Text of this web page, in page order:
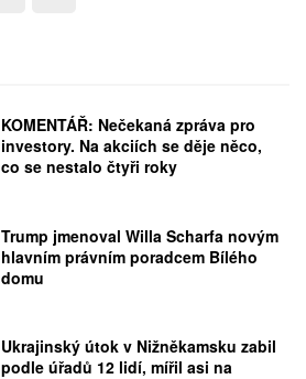
KOMENTÁŘ: Nečekaná zpráva pro
investory. Na akciích se děje něco,
co se nestalo čtyři roky
Trump jmenoval Willa Scharfa novým
hlavním právním poradcem Bílého
domu
Ukrajinský útok v Nižněkamsku zabil
podle úřadů 12 lidí, mířil asi na